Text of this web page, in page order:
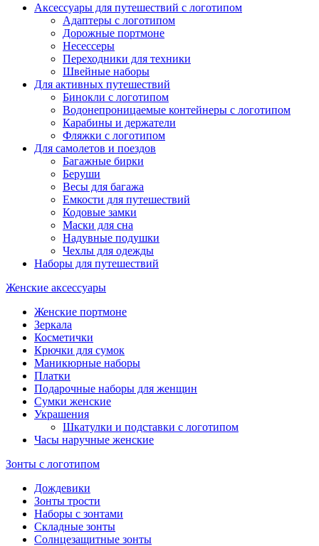
Аксессуары для путешествий с логотипом
Адаптеры с логотипом
Дорожные портмоне
Несессеры
Переходники для техники
Швейные наборы
Для активных путешествий
Бинокли с логотипом
Водонепроницаемые контейнеры с логотипом
Карабины и держатели
Фляжки с логотипом
Для самолетов и поездов
Багажные бирки
Беруши
Весы для багажа
Емкости для путешествий
Кодовые замки
Маски для сна
Надувные подушки
Чехлы для одежды
Наборы для путешествий
Женские аксессуары
Женские портмоне
Зеркала
Косметички
Крючки для сумок
Маникюрные наборы
Платки
Подарочные наборы для женщин
Сумки женские
Украшения
Шкатулки и подставки с логотипом
Часы наручные женские
Зонты с логотипом
Дождевики
Зонты трости
Наборы с зонтами
Складные зонты
Солнцезащитные зонты